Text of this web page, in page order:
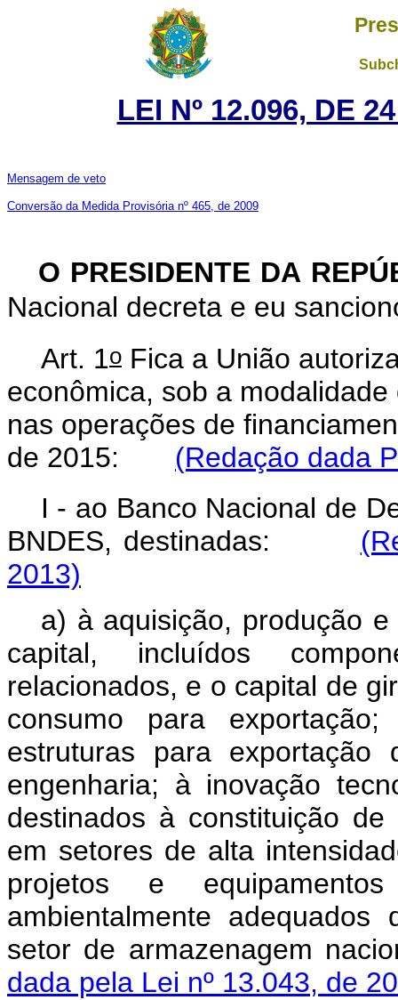
LEI Nº 12.096, DE
Mensagem de veto
Conversão da Medida Provisória nº 465, de 2009
O PRESIDENTE DA
Nacional decreta e eu
Art. 1o Fica a União
econômica, sob a
nas operações de
de 2015: (Redação dada
I - ao Banco Nacional de
BNDES, destinadas:
2013)
a) à aquisição, produção
capital, incluídos
relacionados, e o capital de
consumo para
estruturas para
engenharia; à inovação
destinados à constituição
em setores de alta
projetos e
ambientalmente
setor de armazenagem
dada pela Lei nº 13.043, de